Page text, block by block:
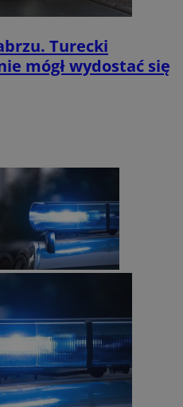
Turecki
mógł wydostać się